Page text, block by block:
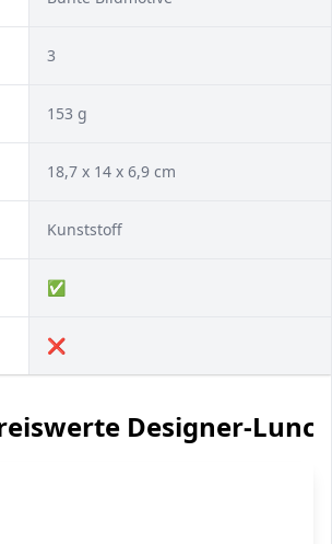
3
153 g
18,7 x 14 x 6,9 cm
Kunststoff
✅
❌
Designer-